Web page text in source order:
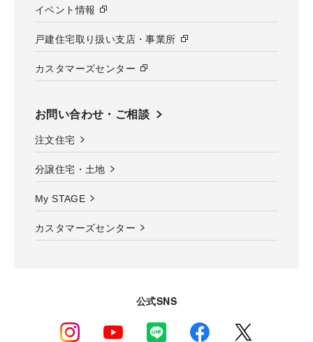
イベント情報
戸建住宅取り扱い支店・事業所
カスタマーズセンター
お問い合わせ・ご相談
注文住宅
分譲住宅・土地
My STAGE
カスタマーズセンター
公式SNS